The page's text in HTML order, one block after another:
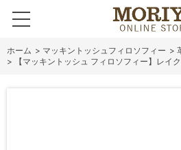
ホーム > マッキントッシュフィロソフィー >
>
【マッキントッシュ フィロソフィー】レイ